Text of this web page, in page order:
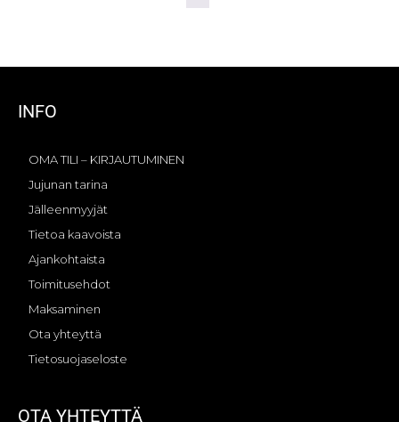
INFO
OMA TILI – KIRJAUTUMINEN
Jujunan tarina
Jälleenmyyjät
Tietoa kaavoista
Ajankohtaista
Toimitusehdot
Maksaminen
Ota yhteyttä
Tietosuojaseloste
OTA YHTEYTTÄ